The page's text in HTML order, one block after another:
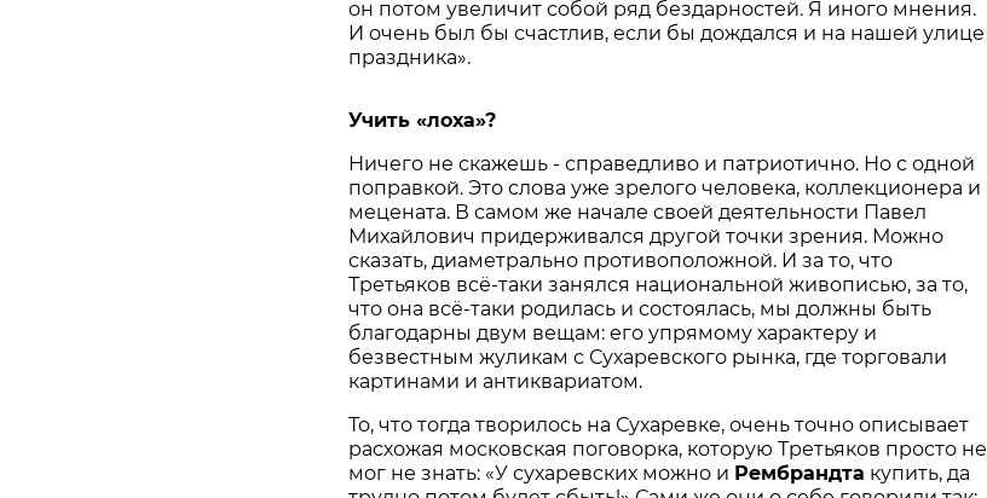
он потом увеличит собой ряд бездарностей. Я иного мнения.
И очень был бы счастлив, если бы дождался и на нашей улице
праздника».
Учить «лоха»?
Ничего не скажешь - справедливо и патриотично. Но с одной
поправкой. Это слова уже зрелого человека, коллекционера и
мецената. В самом же начале своей деятельности Павел
Михайлович придерживался другой точки зрения. Можно
сказать, диаметрально противоположной. И за то, что
Третьяков всё-таки занялся национальной живописью, за то,
что она всё-таки родилась и состоялась, мы должны быть
благодарны двум вещам: его упрямому характеру и
безвестным жуликам с Сухаревского рынка, где торговали
картинами и антиквариатом.
То, что тогда творилось на Сухаревке, очень точно описывает
расхожая московская поговорка, которую Третьяков просто не
мог не знать: «У сухаревских можно и Рембрандта купить, да